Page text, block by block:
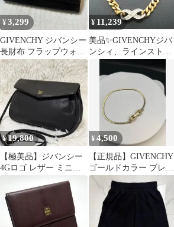
¥3,299
GIVENCHY ジバンシー
長財布 フラップウォレ
ット 4Gロゴ 総柄型押
し
¥ 11,239
美品✨GIVENCHYジバ
ンシィ、ラインストー
ンゴールド喜平ネック
レス_248
¥19,800
【極美品】ジバンシー
4Gロゴ レザー ミニシ
ョルダー 斜めがけ 黒
ポシェット
¥4,500
【正規品】GIVENCHY
ゴールドカラー ブレス
レット